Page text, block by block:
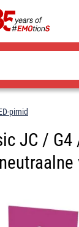
pirnid
JC / G4